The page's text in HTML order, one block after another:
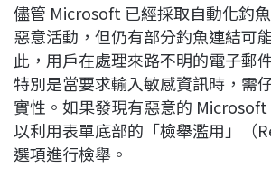
儘管 Microsoft 已經採取自動化釣
惡意活動，但仍有部分釣魚連結可
此，用戶在處理來路不明的電子郵
特別是當要求輸入敏感資訊時，需
實性。如果發現有惡意的
以利用表單底部的「檢舉濫用」（
選項進行檢舉。